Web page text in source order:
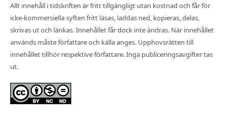
Allt innehåll i tidskriften är fritt tillgängligt utan kostnad och får för
icke-kommersiella syften fritt läsas, laddas ned, kopieras, delas,
skrivas ut och länkas. Innehållet får dock inte ändras. När innehållet
används måste författare och källa anges. Upphovsrätten till
innehållet tillhör respektive författare. Inga publiceringsavgifter tas
ut.